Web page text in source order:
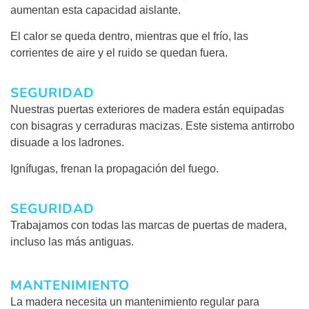
aumentan esta capacidad aislante.
El calor se queda dentro, mientras que el frío, las
corrientes de aire y el ruido se quedan fuera.
SEGURIDAD
Nuestras puertas exteriores de madera están equipadas
con bisagras y cerraduras macizas. Este sistema antirrobo
disuade a los ladrones.
Ignífugas, frenan la propagación del fuego.
SEGURIDAD
Trabajamos con todas las marcas de puertas de madera,
incluso las más antiguas.
MANTENIMIENTO
La madera necesita un mantenimiento regular para